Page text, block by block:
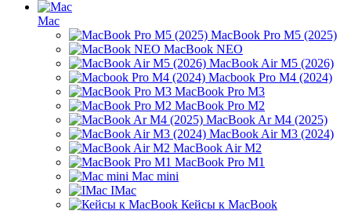
Mac
MacBook Pro M5 (2025)
MacBook NEO
MacBook Air M5 (2026)
Macbook Pro M4 (2024)
MacBook Pro M3
MacBook Pro M2
MacBook Ar M4 (2025)
MacBook Air M3 (2024)
MacBook Air M2
MacBook Pro M1
Mac mini
IMac
Кейсы к MacBook